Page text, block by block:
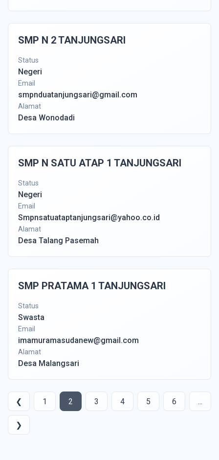
SMP N 2 TANJUNGSARI
Status
Negeri
Email
smpnduatanjungsari@gmail.com
Alamat
Desa Wonodadi
SMP N SATU ATAP 1 TANJUNGSARI
Status
Negeri
Email
Smpnsatuataptanjungsari@yahoo.co.id
Alamat
Desa Talang Pasemah
SMP PRATAMA 1 TANJUNGSARI
Status
Swasta
Email
imamuramasudanew@gmail.com
Alamat
Desa Malangsari
❮ 1 2 3 4 5 6 ...
❯